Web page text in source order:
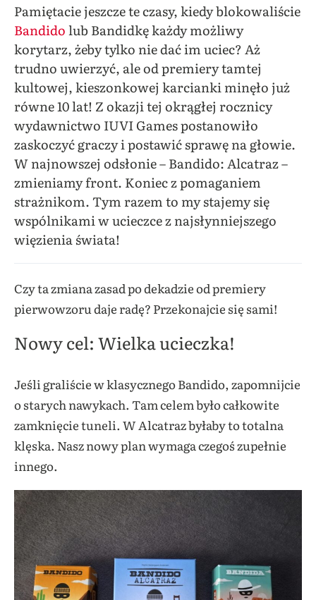
Pamiętacie jeszcze te czasy, kiedy blokowaliście
Bandidolub Bandidkę każdy możliwy
korytarz, żeby tylko nie dać im uciec? Aż
trudno uwierzyć, ale od premiery tamtej
kultowej, kieszonkowej karcianki minęło już
równe 10 lat! Z okazji tej okrągłej rocznicy
wydawnictwo IUVI Games postanowiło
zaskoczyć graczy i postawić sprawę na głowie.
W najnowszej odsłonie – Bandido: Alcatraz –
zmieniamy front. Koniec z pomaganiem
strażnikom. Tym razem to my stajemy się
wspólnikami w ucieczce z najsłynniejszego
więzienia świata!
Czy ta zmiana zasad po dekadzie od premiery
pierwowzoru daje radę? Przekonajcie się sami!
Nowy cel: Wielka ucieczka!
Jeśli graliście w klasycznego Bandido, zapomnijcie
o starych nawykach. Tam celem było całkowite
zamknięcie tuneli. W Alcatraz byłaby to totalna
klęska. Nasz nowy plan wymaga czegoś zupełnie
innego.